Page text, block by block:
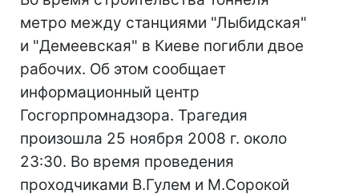
метро между станциями "Лыбидская"
и "Демеевская" в Киеве погибли двое
рабочих. Об этом сообщает
информационный центр
Госгорпромнадзора. Трагедия
произошла 25 ноября 2008 г. около
23:30. Во время проведения
проходчиками В.Гулем и М.Сорокой